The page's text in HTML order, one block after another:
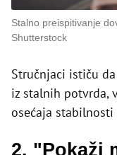
Stalno preispitivanje
Shutterstock
Stručnjaci ističu
iz stalnih potvrda,
osećaja stabilnosti
2. "Pokaži